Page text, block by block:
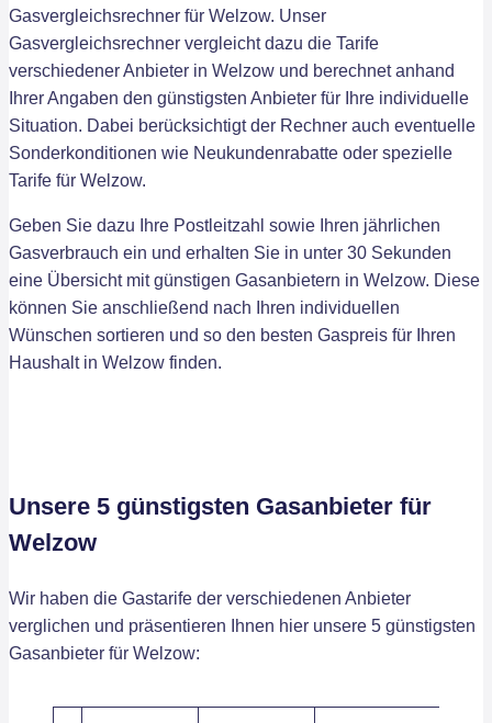
Gasvergleichsrechner für Welzow. Unser
Gasvergleichsrechner vergleicht dazu die Tarife
verschiedener Anbieter in Welzow und berechnet anhand
Ihrer Angaben den günstigsten Anbieter für Ihre individuelle
Situation. Dabei berücksichtigt der Rechner auch eventuelle
Sonderkonditionen wie Neukundenrabatte oder spezielle
Tarife für Welzow.
Geben Sie dazu Ihre Postleitzahl sowie Ihren jährlichen
Gasverbrauch ein und erhalten Sie in unter 30 Sekunden
eine Übersicht mit günstigen Gasanbietern in Welzow. Diese
können Sie anschließend nach Ihren individuellen
Wünschen sortieren und so den besten Gaspreis für Ihren
Haushalt in Welzow finden.
Unsere 5 günstigsten Gasanbieter für
Welzow
Wir haben die Gastarife der verschiedenen Anbieter
verglichen und präsentieren Ihnen hier unsere 5 günstigsten
Gasanbieter für Welzow: